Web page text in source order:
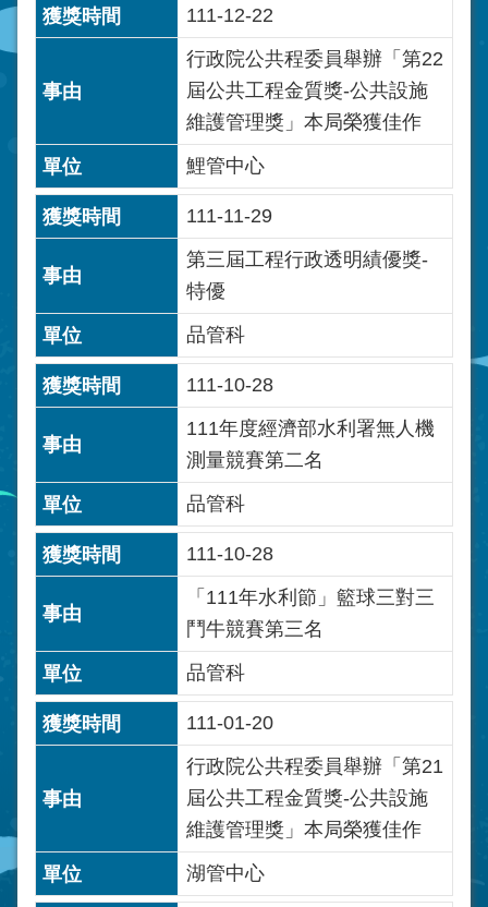
111-12-22
行政院公共程委員舉辦「第22
屆公共工程金質獎-公共設施
維護管理獎」本局榮獲佳作
鯉管中心
111-11-29
第三屆工程行政透明績優獎-
特優
品管科
111-10-28
111年度經濟部水利署無人機
測量競賽第二名
品管科
111-10-28
「111年水利節」籃球三對三
鬥牛競賽第三名
品管科
111-01-20
行政院公共程委員舉辦「第21
屆公共工程金質獎-公共設施
維護管理獎」本局榮獲佳作
湖管中心